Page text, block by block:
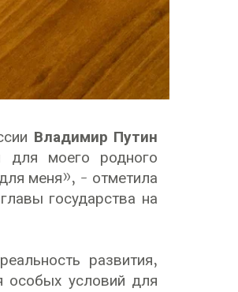
Владимир Путин
моего родного
меня», - отметила
государства на
развития,
особых условий для